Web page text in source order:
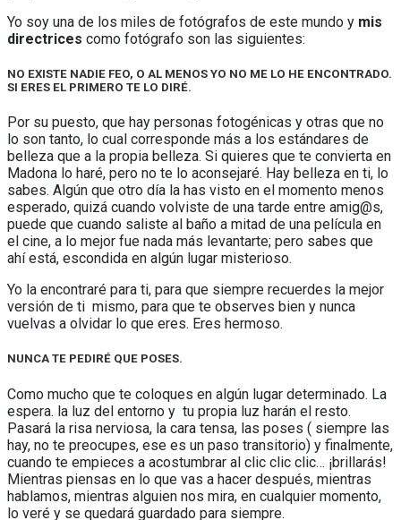
Yo soy una de los miles de fotógrafos de este mundo y mis
directrices como fotógrafo son las siguientes:
NO EXISTE NADIE FEO, O AL MENOS YO NO ME LO HE ENCONTRADO.
SI ERES EL PRIMERO TE LO DIRÉ.
Por su puesto, que hay personas fotogénicas y otras que no
lo son tanto, lo cual corresponde más a los estándares de
belleza que a la propia belleza. Si quieres que te convierta en
Madona lo haré, pero no te lo aconsejaré. Hay belleza en ti, lo
sabes. Algún que otro día la has visto en el momento menos
esperado, quizá cuando volviste de una tarde entre amig@s,
puede que cuando saliste al baño a mitad de una película en
el cine, a lo mejor fue nada más levantarte; pero sabes que
ahí está, escondida en algún lugar misterioso.
Yo la encontraré para ti, para que siempre recuerdes la mejor
versión de ti mismo, para que te observes bien y nunca
vuelvas a olvidar lo que eres. Eres hermoso.
NUNCA TE PEDIRÉ QUE POSES.
Como mucho que te coloques en algún lugar determinado. La
espera. la luz del entorno y tu propia luz harán el resto.
Pasará la risa nerviosa, la cara tensa, las poses ( siempre las
hay, no te preocupes, ese es un paso transitorio) y finalmente,
cuando te empieces a acostumbrar al clic clic clic… ¡brillarás!
Mientras piensas en lo que vas a hacer después, mientras
hablamos, mientras alguien nos mira, en cualquier momento,
lo veré y se quedará guardado para siempre.